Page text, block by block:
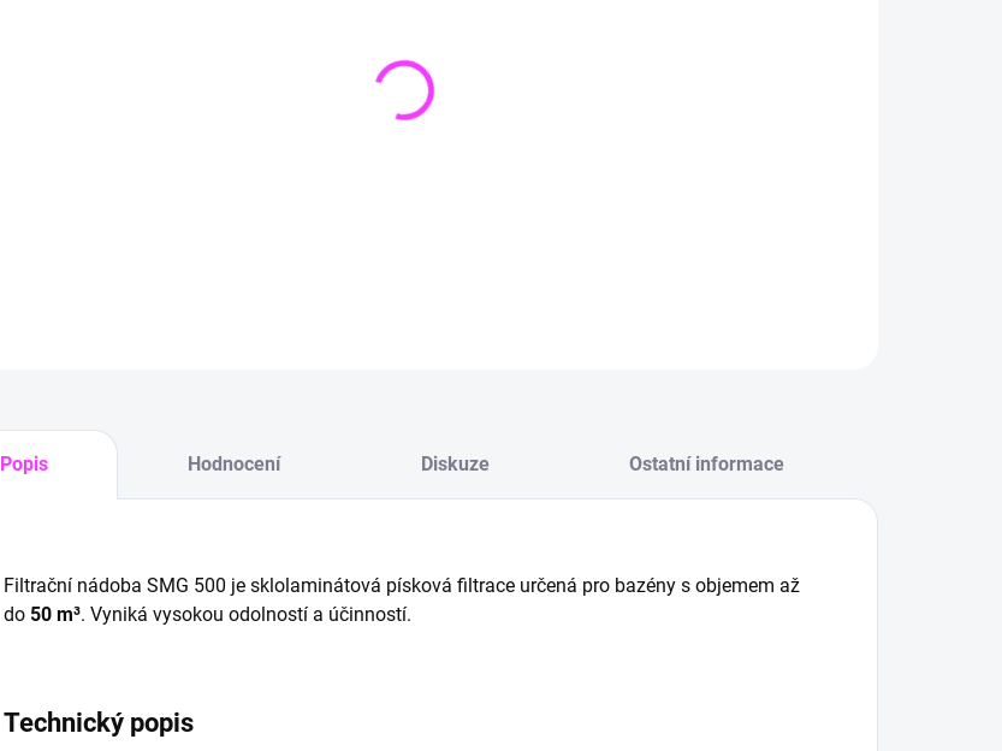
Popis Hodnocení Diskuze Ostatní informace
Filtrační nádoba SMG 500 je sklolaminátová písková filtrace určená pro bazény s objemem až
do 50 m³. Vyniká vysokou odolností a účinností.
Technický popis